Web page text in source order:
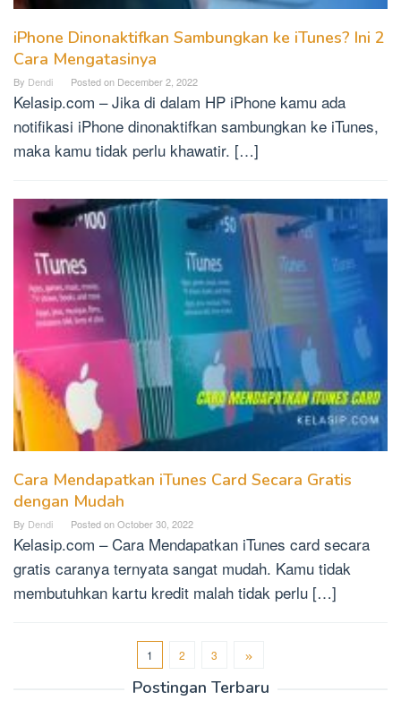
iPhone Dinonaktifkan Sambungkan ke iTunes? Ini 2
Cara Mengatasinya
By Dendi Posted on December 2, 2022
Kelasip.com – Jika di dalam HP iPhone kamu ada
notifikasi iPhone dinonaktifkan sambungkan ke iTunes,
maka kamu tidak perlu khawatir. […]
Cara Mendapatkan iTunes Card Secara Gratis
dengan Mudah
By Dendi Posted onOctober 30, 2022
Kelasip.com – Cara Mendapatkan iTunes card secara
gratis caranya ternyata sangat mudah. Kamu tidak
membutuhkan kartu kredit malah tidak perlu […]
1 2 3
Postingan Terbaru